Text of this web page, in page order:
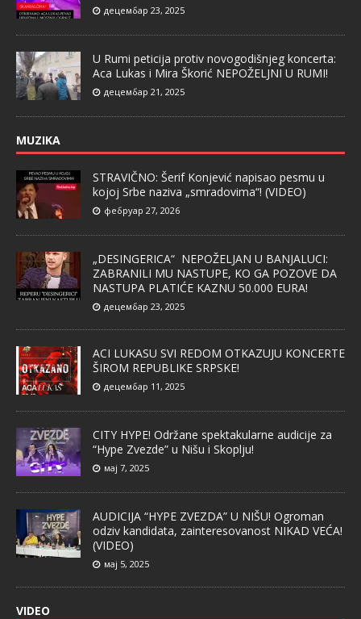
децембар 23, 2025
U Rumi peticija protiv novogodišnjeg koncerta:
Aca Lukas i Mira Škorić NEPOŽELJNI U RUMI!
децембар 21, 2025
MUZIKA
STRAVIČNO: Šerif Konjević napisao pesmu u
kojoj Srbe naziva „smradovima“! (VIDEO)
фебруар 27, 2026
„DESINGERICA“ NEPOŽELJAN U BANJALUCI:
ZABRANILI MU NASTUPE, KO GA POZOVE DA
NASTUPA PLATIĆE KAZNU 50.000 EURA!
децембар 23, 2025
ACI LUKASU SVI REDOM OTKAZUJU KONCERTE
ŠIROM REPUBLIKE SRPSKE!
децембар 11, 2025
CITY HYPE! Održane spektakularne audicije za
“Hype Zvezde” u Nišu i Skoplju!
мај 7, 2025
AUDICIJA “HYPE ZVEZDA” U NIŠU! Ogroman
odziv kandidata, zainteresovanost NIKAD VEĆA!
(VIDEO)
мај 5, 2025
VIDEO